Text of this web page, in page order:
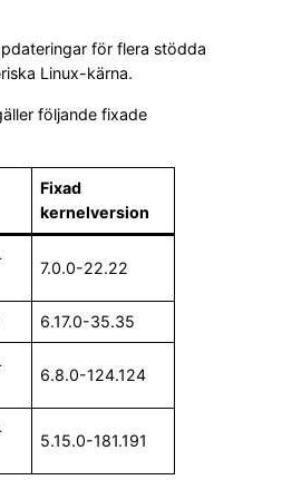
för flera stödda
Linux-kärna.
följande fixade
Fixad
kernelversion
7.0.0-22.22
6.17.0-35.35
6.8.0-124.124
5.15.0-181.191